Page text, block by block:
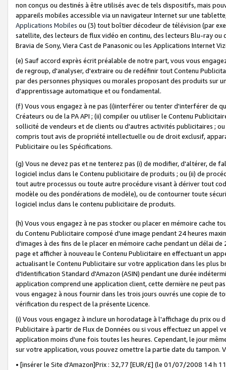
non conçus ou destinés à être utilisés avec de tels dispositifs, mais
appareils mobiles accessible via un navigateur Internet sur une
Applications Mobiles ou (3) tout boîtier décodeur de télévision (par
satellite, des lecteurs de flux vidéo en continu, des lecteurs Blu-ray
Bravia de Sony, Viera Cast de Panasonic ou les Applications Internet
(e) Sauf accord exprès écrit préalable de notre part, vous vous
de regroup, d'analyser, d'extraire ou de redéfinir tout Contenu
par des personnes physiques ou morales proposant des produits sur
d’apprentissage automatique et ou fondamental.
(f) Vous vous engagez à ne pas (i)interférer ou tenter d'interférer de
Créateurs ou de la PA API ; (ii) compiler ou utiliser le Contenu
sollicité de vendeurs et de clients ou d'autres activités publicitaires ;
compris tout avis de propriété intellectuelle ou de droit exclusif,
Publicitaire ou les Spécifications.
(g) Vous ne devez pas et ne tenterez pas (i) de modifier, d'altérer, de
logiciel inclus dans le Contenu publicitaire de produits ; ou (ii) de
tout autre processus ou toute autre procédure visant à dériver tout
modèle ou des pondérations de modèle), ou de contourner toute
logiciel inclus dans le contenu publicitaire de produits.
(h) Vous vous engagez à ne pas stocker ou placer en mémoire cache
du Contenu Publicitaire composé d'une image pendant 24 heures
d'images à des fins de le placer en mémoire cache pendant un délai
page et afficher à nouveau le Contenu Publicitaire en effectuant un
actualisant le Contenu Publicitaire sur votre application dans les plus
d'Identification Standard d'Amazon (ASIN) pendant une durée
application comprend une application client, cette dernière ne peut
vous engagez à nous fournir dans les trois jours ouvrés une copie de
vérification du respect de la présente Licence.
(i) Vous vous engagez à inclure un horodatage à l'affichage du prix
Publicitaire à partir de Flux de Données ou si vous effectuez un appel
application moins d'une fois toutes les heures. Cependant, le jour
sur votre application, vous pouvez omettre la partie date du tampon.
• [insérer le Site d'Amazon]Prix : 32,77 [EUR/£] (le 01/07/2008 14 h